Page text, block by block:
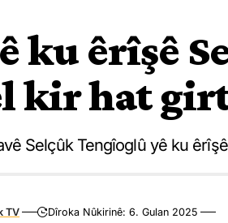
ku êrîşê
kir hat
Selçûk Tengîoglû yê ku
TV Dîroka Nûkirinê: 6. Gulan 2025